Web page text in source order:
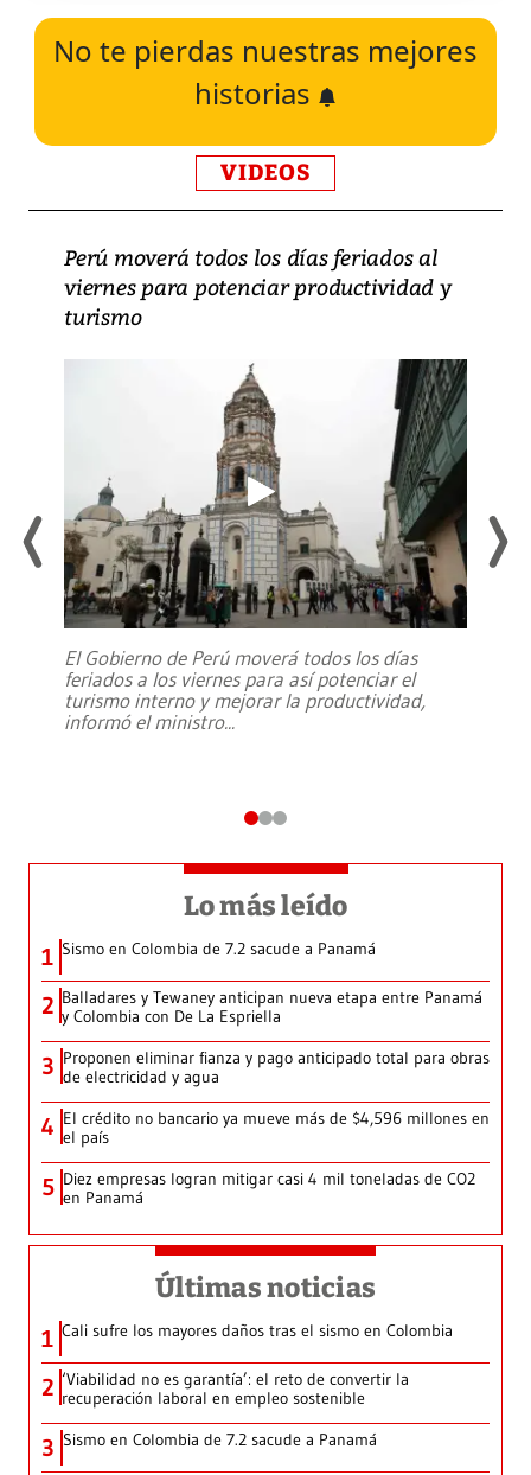
No te pierdas nuestras mejores
historias
VIDEOS
Perú moverá todos los días feriados al
viernes para potenciar productividad y
turismo
El Gobierno de Perú moverá todos los días
feriados a los viernes para así potenciar el
turismo interno y mejorar la productividad,
informó el ministro...
Lo más leído
1 Sismo en Colombia de 7.2 sacude a Panamá
2 Balladares y Tewaney anticipan nueva etapa entre Panamá
y Colombia con De La Espriella
3 Proponen eliminar fianza y pago anticipado total para obras
de electricidad y agua
4 El crédito no bancario ya mueve más de $4,596 millones en
el país
5 Diez empresas logran mitigar casi 4 mil toneladas de CO2
en Panamá
Últimas noticias
1 Cali sufre los mayores daños tras el sismo en Colombia
2 ‘Viabilidad no es garantía’: el reto de convertir la
recuperación laboral en empleo sostenible
3 Sismo en Colombia de 7.2 sacude a Panamá